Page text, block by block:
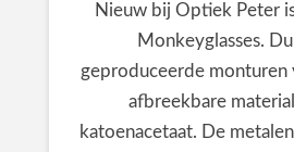
Nieuw bij Optiek Peter
Monkeyglasses.
geproduceerde monturen
afbreekbare
katoenacetaat. De